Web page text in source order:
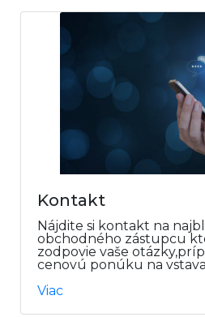
Kontakt
Nájdite si kontakt na
obchodného zástupcu
zodpovie vaše
cenovú ponúku na
Viac